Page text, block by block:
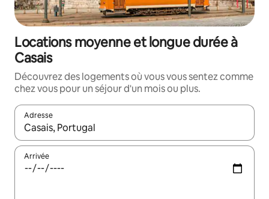
Locations moyenne et longue durée à
Casais
Découvrez des logements où vous vous sentez comme
chez vous pour un séjour d'un mois ou plus.
Adresse
Lorsque les résultats s'affichent, utilisez les flèches vers le
Arrivée